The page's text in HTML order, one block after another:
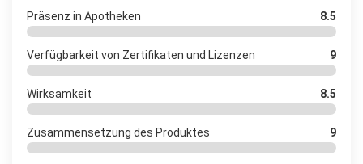
Präsenz in Apotheken 8.5
Verfügbarkeit von Zertifikaten und Lizenzen 9
Wirksamkeit 8.5
Zusammensetzung des Produktes 9